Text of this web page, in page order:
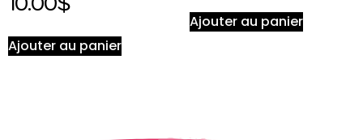
Ajouter au panier
Ajouter au panier